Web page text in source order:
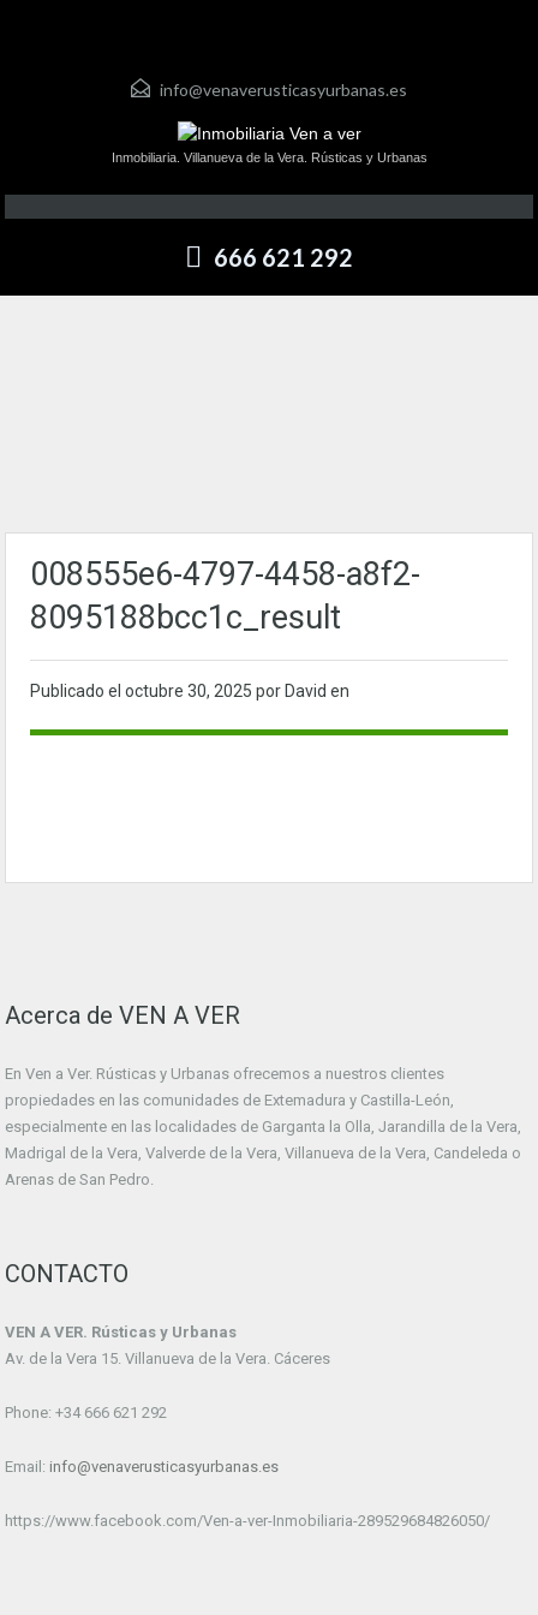
info@venaverusticasyurbanas.es
Inmobiliaria. Villanueva de la Vera. Rústicas y Urbanas
666 621 292
008555e6-4797-4458-a8f2-
8095188bcc1c_result
Publicado el octubre 30, 2025 por David en
Acerca de VEN A VER
En Ven a Ver. Rústicas y Urbanas ofrecemos a nuestros clientes
propiedades en las comunidades de Extemadura y Castilla-León,
especialmente en las localidades de Garganta la Olla, Jarandilla de la Vera,
Madrigal de la Vera, Valverde de la Vera, Villanueva de la Vera, Candeleda o
Arenas de San Pedro.
CONTACTO
VEN A VER. Rústicas y Urbanas
Av. de la Vera 15. Villanueva de la Vera. Cáceres
Phone: +34 666 621 292
Email: info@venaverusticasyurbanas.es
https://www.facebook.com/Ven-a-ver-Inmobiliaria-289529684826050/